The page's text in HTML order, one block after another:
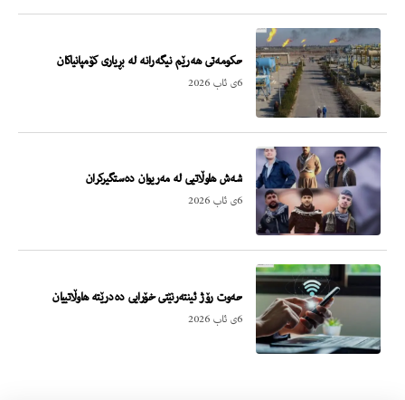
حکومەتی هەرێم نیگەرانە لە بڕیاری کۆمپانیاکان
6ی ئاب 2026
شەش هاوڵاتیی لە مەریوان دەستگیرکران
6ی ئاب 2026
حەوت رۆژ ئینتەرنێتی خۆرایی دەدرێتە هاوڵاتییان
6ی ئاب 2026